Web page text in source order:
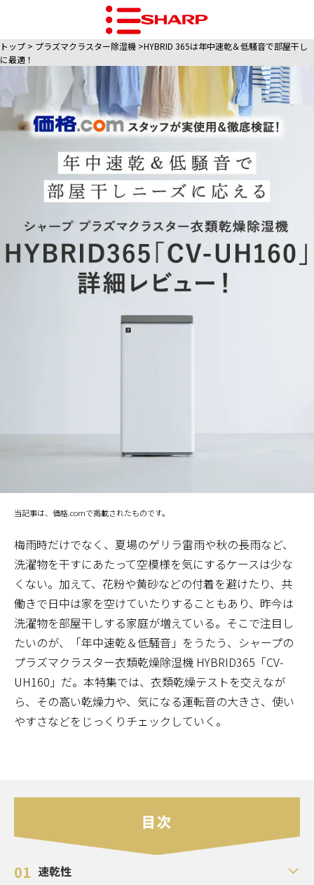
トップ プラズマクラスター除湿機
HYBRID 365は年中速乾＆低騒音で部屋干し
に最適！
当記事は、価格.comで掲載されたものです。
梅雨時だけでなく、夏場のゲリラ雷雨や秋の長雨など、
洗濯物を干すにあたって空模様を気にするケースは少な
くない。加えて、花粉や黄砂などの付着を避けたり、共
働きで日中は家を空けていたりすることもあり、昨今は
洗濯物を部屋干しする家庭が増えている。そこで注目し
たいのが、「年中速乾＆低騒音」をうたう、シャープの
プラズマクラスター衣類乾燥除湿機 HYBRID365「CV-
UH160」だ。本特集では、衣類乾燥テストを交えなが
ら、その高い乾燥力や、気になる運転音の大きさ、使い
やすさなどをじっくりチェックしていく。
01 速乾性